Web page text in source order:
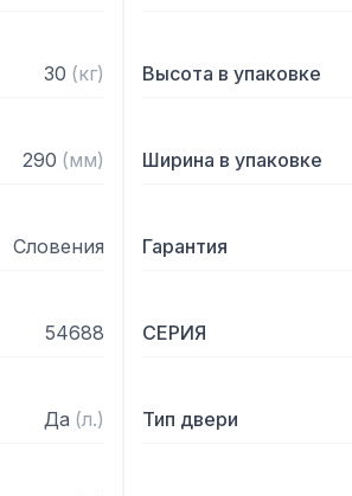
30 (кг) Высота в упаковке
290 (мм) Ширина в упаковке
Словения Гарантия
54688 СЕРИЯ
Да (л.) Тип двери